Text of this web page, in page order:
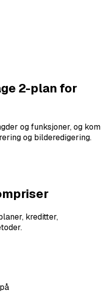
2-plan for
og funksjoner, og kom
og bilderedigering.
priser
kreditter,